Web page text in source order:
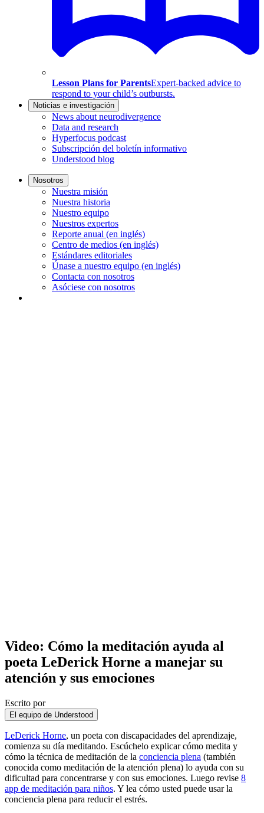
Lesson Plans for ParentsExpert-backed advice to
respond to your child’s outbursts.
Noticias e investigación
News about neurodivergence
Data and research
Hyperfocus podcast
Subscripción del boletín informativo
Understood blog
Nosotros
Nuestra misión
Nuestra historia
Nuestro equipo
Nuestros expertos
Reporte anual (en inglés)
Centro de medios (en inglés)
Estándares editoriales
Únase a nuestro equipo (en inglés)
Contacta con nosotros
Asóciese con nosotros
Video: Cómo la meditación ayuda al
poeta LeDerick Horne a manejar su
atención y sus emociones
Escrito por
El equipo de Understood
LeDerick Horne, un poeta con discapacidades del aprendizaje,
comienza su día meditando. Escúchelo explicar cómo medita y
cómo la técnica de meditación de la conciencia plena (también
conocida como meditación de la atención plena) lo ayuda con su
dificultad para concentrarse y con sus emociones. Luego revise 8
app de meditación para niños. Y lea cómo usted puede usar la
conciencia plena para reducir el estrés.